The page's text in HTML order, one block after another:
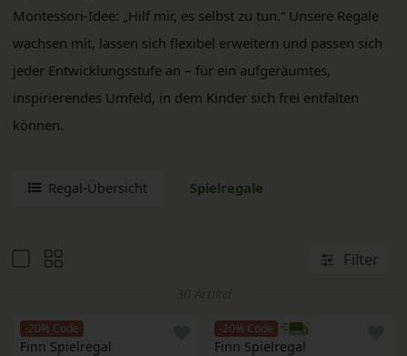
Montessori-Idee: „Hilf mir, es selbst zu tun.“ Unsere Regale
wachsen mit, lassen sich flexibel erweitern und passen sich
jeder Entwicklungsstufe an – für ein aufgeräumtes,
inspirierendes Umfeld, in dem Kinder sich frei entfalten
können.
Regal-Übersicht Spielregale
Filter
-20% Code
Finn Spielregal
-20% Code
Finn Spielregal